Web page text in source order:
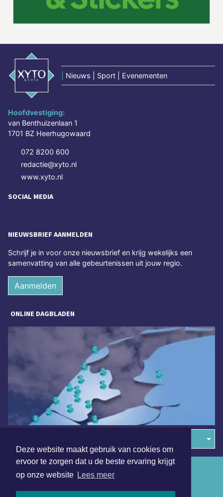
Deze website maakt gebruik van cookies om
ervoor te zorgen dat u de beste ervaring krijgt
op onze website Lees meer
Nieuws | Sport | Evenementen
Hoofdvestiging:
van Benthuizenlaan 1
1701 BZ Heerhugowaard
072 8200 600
redactie@xyto.nl
www.xyto.nl
SOCIAL MEDIA
NIEUWSBRIEF AANMELDEN
Schrijf je in voor onze nieuwsbrief en krijg wekelijks een
samenvatting van alle gebeurtenissen uit jouw regio.
Aanmelden
ONLINE DAGBLADEN